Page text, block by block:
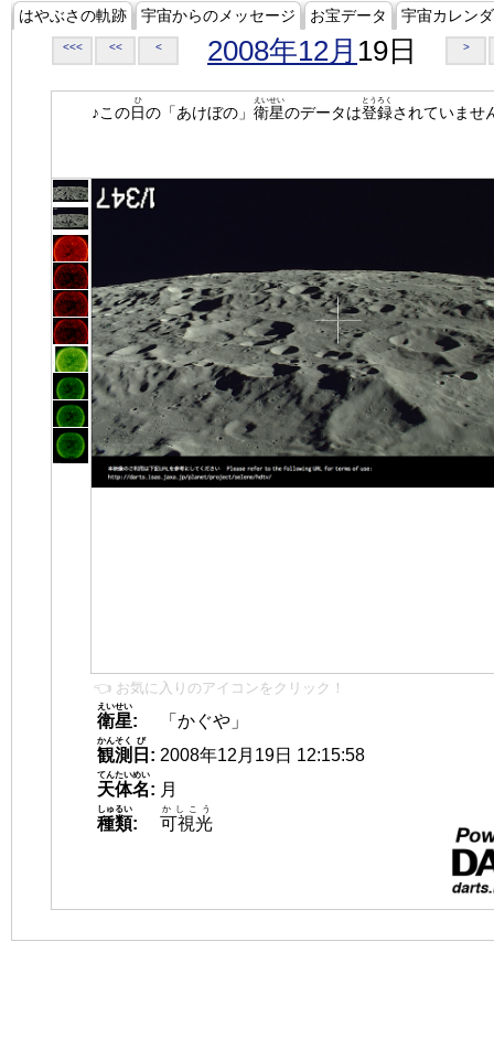
はやぶさの軌跡 宇宙からのメッセージ お宝データ 宇宙カレン
<<< << < 2008年12月 19日 >
♪この日
ひ
の「あけぼの」 衛星
えいせい
のデータは登録
とうろく
されていませ
👈 お気に入りのアイコンをクリック！
衛星
えいせい
:
「かぐや」
観測
かんそく
日
び
: 2008年12月19日 12:15:58
天体名
てんたいめい
: 月
種類
しゅるい
: 可視光
かしこう